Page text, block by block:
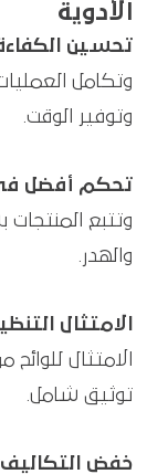
الأدوية
تحسين
وتكامل
وتوفير الوقت.
تحكم أفضل
وتتبع
والهدر.
الامتثال
الامتثال
توثيق شامل.
خفض